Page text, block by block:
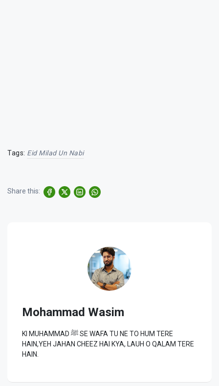
Tags: Eid Milad Un Nabi
Share this:
Mohammad Wasim
KI MUHAMMAD ﷺ SE WAFA TU NE TO HUM TERE
HAIN,YEH JAHAN CHEEZ HAI KYA, LAUH O QALAM TERE
HAIN.